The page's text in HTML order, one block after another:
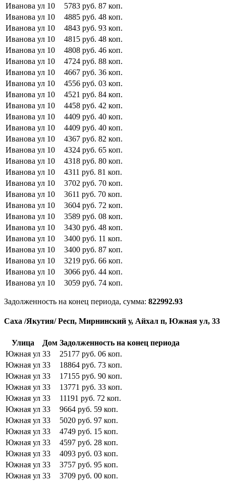
Иванова ул 10 5783 руб. 87 коп.
Иванова ул 10 4885 руб. 48 коп.
Иванова ул 10 4843 руб. 93 коп.
Иванова ул 10 4815 руб. 48 коп.
Иванова ул 10 4808 руб. 46 коп.
Иванова ул 10 4724 руб. 88 коп.
Иванова ул 10 4667 руб. 36 коп.
Иванова ул 10 4556 руб. 03 коп.
Иванова ул 10 4521 руб. 84 коп.
Иванова ул 10 4458 руб. 42 коп.
Иванова ул 10 4409 руб. 40 коп.
Иванова ул 10 4409 руб. 40 коп.
Иванова ул 10 4367 руб. 82 коп.
Иванова ул 10 4324 руб. 65 коп.
Иванова ул 10 4318 руб. 80 коп.
Иванова ул 10 4311 руб. 81 коп.
Иванова ул 10 3702 руб. 70 коп.
Иванова ул 10 3611 руб. 70 коп.
Иванова ул 10 3604 руб. 72 коп.
Иванова ул 10 3589 руб. 08 коп.
Иванова ул 10 3430 руб. 48 коп.
Иванова ул 10 3400 руб. 11 коп.
Иванова ул 10 3400 руб. 87 коп.
Иванова ул 10 3219 руб. 66 коп.
Иванова ул 10 3066 руб. 44 коп.
Иванова ул 10 3059 руб. 74 коп.
Задолженность на конец периода, сумма: 822992.93
Саха /Якутия/ Респ, Мирнинский у, Айхал п, Южная ул, 33
Улица Дом Задолженность на конец периода
Южная ул 33 25177 руб. 06 коп.
Южная ул 33 18864 руб. 73 коп.
Южная ул 33 17155 руб. 90 коп.
Южная ул 33 13771 руб. 33 коп.
Южная ул 33 11191 руб. 72 коп.
Южная ул 33 9664 руб. 59 коп.
Южная ул 33 5020 руб. 97 коп.
Южная ул 33 4749 руб. 15 коп.
Южная ул 33 4597 руб. 28 коп.
Южная ул 33 4093 руб. 03 коп.
Южная ул 33 3757 руб. 95 коп.
Южная ул 33 3709 руб. 00 коп.